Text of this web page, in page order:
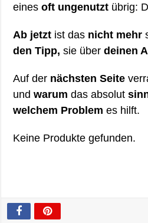
einesoft ungenutzt übrig:
Ab jetzt ist das nicht mehr
den Tipp, sie überdeinen
Auf der nächsten Seite
undwarum das absolut
welchem Problem es hilft.
Keine Produkte gefunden.